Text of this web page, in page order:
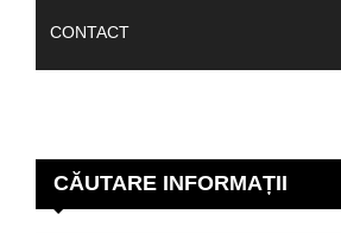
CONTACT
CĂUTARE INFORMAȚII